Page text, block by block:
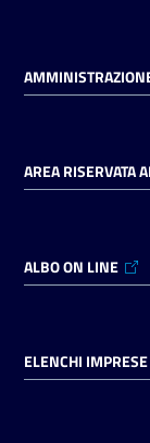
in
digitale
on line
AREA RISERVATA
ALBO ON LINE
ELENCHI